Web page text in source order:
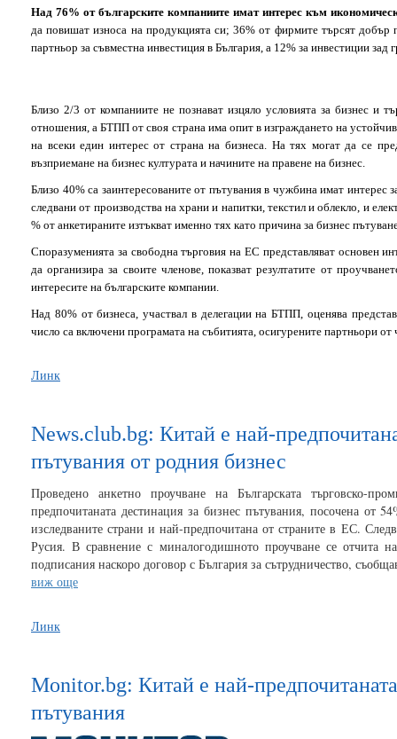
Над 76% от българските компаниите имат интерес към
да повишат износа на продукцията си; 36% от фирмите търсят
партньор за съвместна инвестиция в България, а 12% за инвестиции зад
Близо 2/3 от компаниите не познават изцяло условията за бизнес и
отношения, а БТПП от своя страна има опит в изграждането на
на всеки един интерес от страна на бизнеса. На тях могат да се
възприемане на бизнес културата и начините на правене на бизнес.
Близо 40% са заинтересованите от пътувания в чужбина имат
следвани от производства на храни и напитки, текстил и облекло, и
% от анкетираните изтъкват именно тях като причина за бизнес
Споразуменията за свободна търговия на ЕС представляват основен
да организира за своите членове, показват резултатите от
интересите на българските компании.
Над 80% от бизнеса, участвал в делегации на БТПП, оценява
число са включени програмата на събитията, осигурените партньори
Линк
News.club.bg: Китай е най-
пътувания от родния бизнес
Проведено анкетно проучване на Българската търговско-
предпочитаната дестинация за бизнес пътувания, посочена от
изследваните страни и най-предпочитана от страните в ЕС.
Русия. В сравнение с миналогодишното проучване се отчита
подписания наскоро договор с България за сътрудничество,
виж още
Линк
Monitor.bg: Китай е най-
пътувания